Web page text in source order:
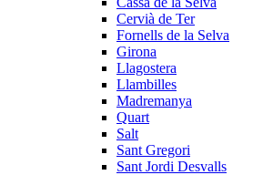
Cervià de Ter
Fornells de la Selva
Girona
Llagostera
Llambilles
Madremanya
Quart
Salt
Sant Gregori
Sant Jordi Desvalls